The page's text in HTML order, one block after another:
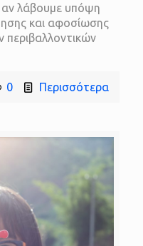
λάβουμε υπόψη
και αφοσίωσης
περιβαλλοντικών
0 Περισσότερα